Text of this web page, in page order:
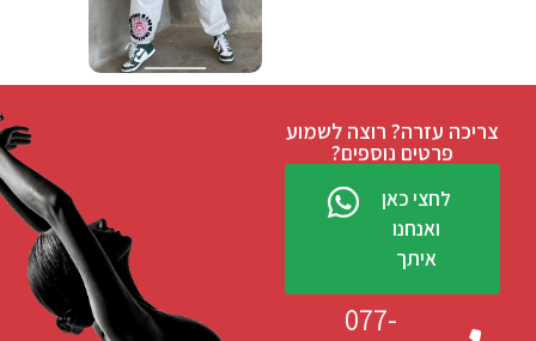
צריכה עזרה? רוצה לשמוע
פרטים נוספים?
לחצי כאן
ואנחנו
איתך
077-